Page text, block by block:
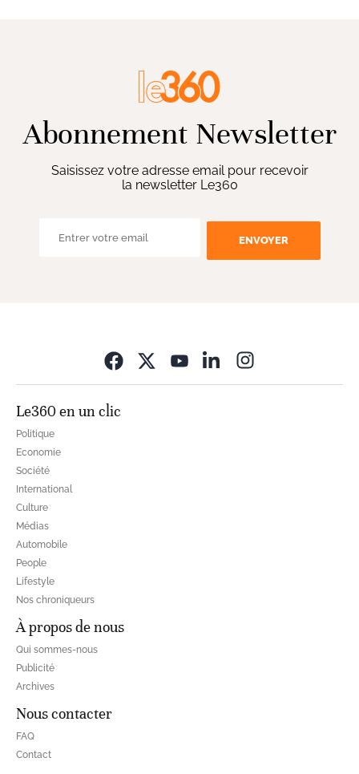
Abonnement Newsletter
Saisissez votre adresse email pour recevoir
la newsletter Le360
ENVOYER
Le360 en un clic
Politique
Economie
Société
International
Culture
Médias
Automobile
People
Lifestyle
Nos chroniqueurs
À propos de nous
Qui sommes-nous
Publicité
Archives
Nous contacter
FAQ
Contact